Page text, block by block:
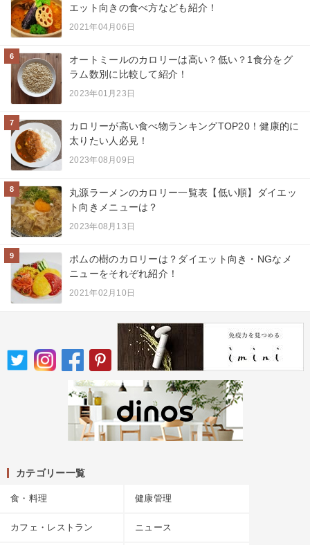
エット向きの食べ方なども紹介！
2021年04月06日
6
オートミールのカロリーは高い？低い？1食分をグ
ラム数別に比較して紹介！
2023年01月23日
7
カロリーが高い食べ物ランキングTOP20！健康的に
太りたい人必見！
2023年08月09日
8
丸源ラーメンのカロリー一覧表【低い順】ダイエッ
ト向きメニューは？
2023年08月13日
9
ポムの樹のカロリーは？ダイエット向き・NGなメ
ニューをそれぞれ紹介！
2021年02月10日
カテゴリー一覧
食・料理 健康管理
カフェ・レストラン ニュース